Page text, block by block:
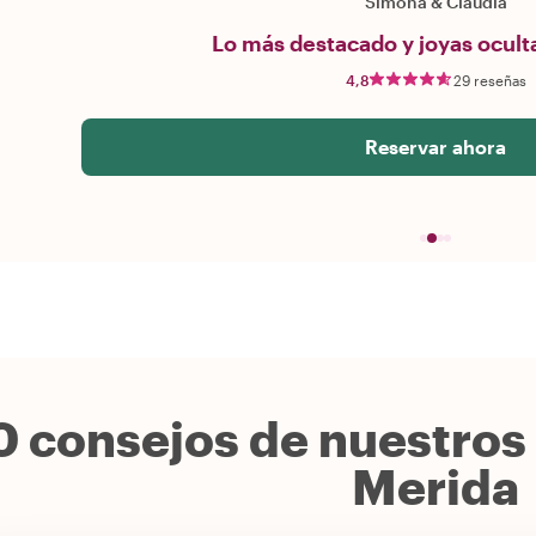
Lo más destacado y joyas
4,8 29 reseñas
Reservar ahora
consejos de
Merida